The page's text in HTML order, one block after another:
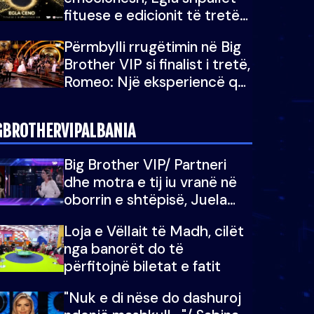
fituese e edicionit të tretë
Përmbylli rrugëtimin në Big
Brother VIP si finalist i tretë,
Romeo: Një eksperiencë që
Big Brother VIP/ Partneri
dhe motra e tij iu vranë në
oborrin e shtëpisë, Juela
e doja më jetën, do të
martoheshim, por zemra mu
copëtua
Loja e Vëllait të Madh, cilët
nga banorët do të
përfitojnë biletat e fatit
"Nuk e di nëse do dashuroj